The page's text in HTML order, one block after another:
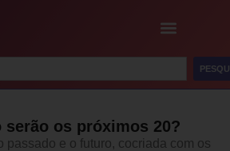
serão os próximos 20?
passado e o futuro, cocriada com os